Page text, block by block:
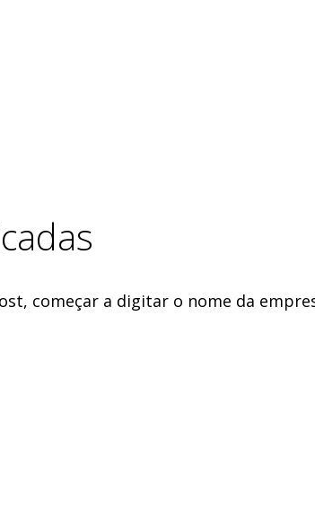
começar a digitar o nome da